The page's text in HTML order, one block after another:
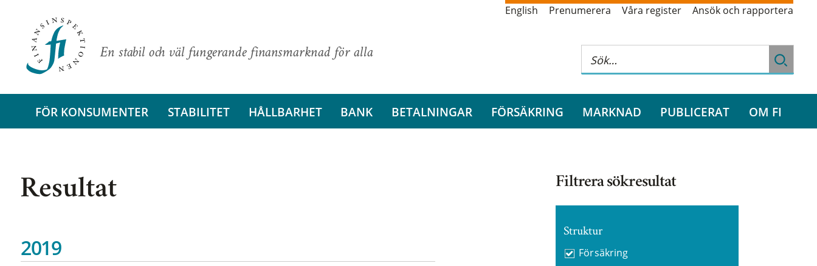
En stabil och väl fungerande finansmarknad för alla
English Prenumerera Våra register Ansök och rapportera
FÖR KONSUMENTER STABILITET HÅLLBARHET BANK BETALNINGAR FÖRSÄKRING MARKNAD PUBLICERAT OM FI
Resultat
2019
Filtrera sökresultat
Struktur
Försäkring